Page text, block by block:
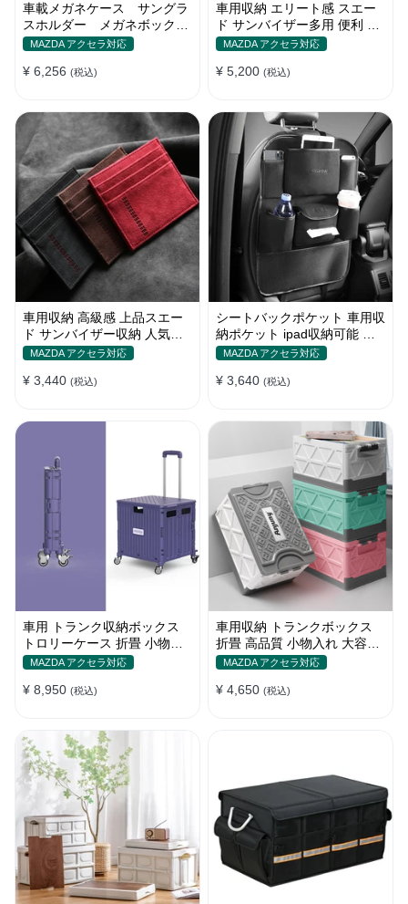
車載メガネケース サングラ
スホルダー メガネボック
ス 収納ポケット オシャ
MAZDA アクセラ対応
¥ 6,256 (税込)
車用収納 エリート感 スエー
ド サンバイザー多用 便利 お
しゃれ レシート 多色カード
MAZDA アクセラ対応
¥ 5,200 (税込)
車用収納 高級感 上品スエー
ド サンバイザー収納 人気カ
ラー 実用 おしゃれ レシート
MAZDA アクセラ対応
¥ 3,440 (税込)
シートバックポケット 車用収
納ポケット ipad収納可能 汚
れ防止 子供のキック対策
MAZDA アクセラ対応
¥ 3,640 (税込)
車用 トランク収納ボックス
トロリーケース 折畳 小物入
れ 多用 大容量 かわいい 多色
MAZDA アクセラ対応
¥ 8,950 (税込)
車用収納 トランクボックス
折畳 高品質 小物入れ 大容量
多機能 多色 防水防塵 キャン
MAZDA アクセラ対応
¥ 4,650 (税込)